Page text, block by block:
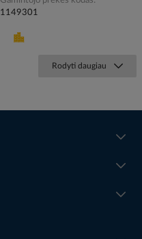
1149301
Rodyti daugiau